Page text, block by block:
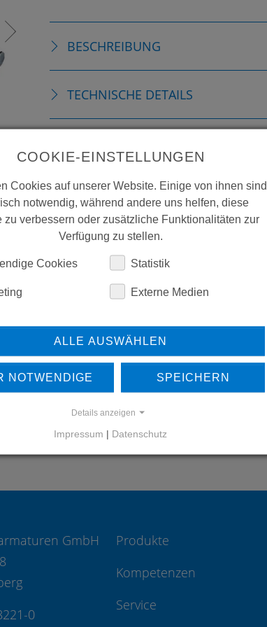
BESCHREIBUNG
TECHNISCHE DETAILS
UNSERE REFERENZEN
REFERENZEN
GmbH
0
Produkte
Kompetenzen
Service
COOKIE-EINSTELLUNGEN
Cookies auf unserer Website. Einige von ihnen sind
notwendig, während andere uns helfen, diese
zu verbessern oder zusätzliche Funktionalitäten zur
Verfügung zu stellen.
Cookies Statistik
Externe Medien
ALLE AUSWÄHLEN
NOTWENDIGE SPEICHERN
Details anzeigen
Impressum | Datenschutz